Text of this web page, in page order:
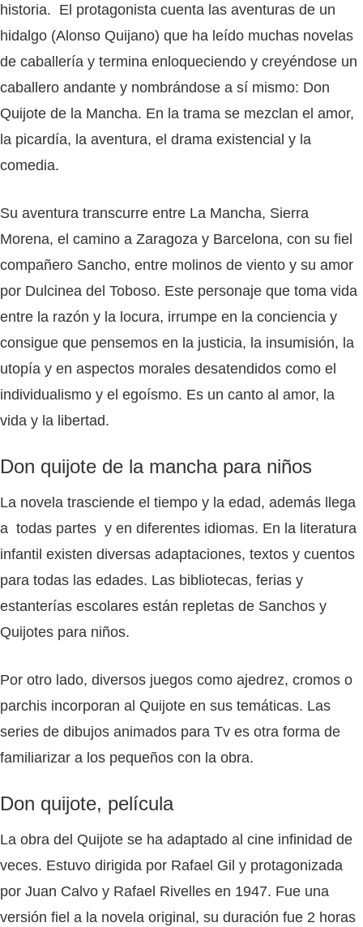
historia. El protagonista cuenta las aventuras de un
hidalgo (Alonso Quijano) que ha leído muchas novelas
de caballería y termina enloqueciendo y creyéndose un
caballero andante y nombrándose a sí mismo: Don
Quijote de la Mancha. En la trama se mezclan el amor,
la picardía, la aventura, el drama existencial y la
comedia.
Su aventura transcurre entre La Mancha, Sierra
Morena, el camino a Zaragoza y Barcelona, con su fiel
compañero Sancho, entre molinos de viento y su amor
por Dulcinea del Toboso. Este personaje que toma vida
entre la razón y la locura, irrumpe en la conciencia y
consigue que pensemos en la justicia, la insumisión, la
utopía y en aspectos morales desatendidos como el
individualismo y el egoísmo. Es un canto al amor, la
vida y la libertad.
Don quijote de la mancha para niños
La novela trasciende el tiempo y la edad, además llega
a todas partes y en diferentes idiomas. En la literatura
infantil existen diversas adaptaciones, textos y cuentos
para todas las edades. Las bibliotecas, ferias y
estanterías escolares están repletas de Sanchos y
Quijotes para niños.
Por otro lado, diversos juegos como ajedrez, cromos o
parchis incorporan al Quijote en sus temáticas. Las
series de dibujos animados para Tv es otra forma de
familiarizar a los pequeños con la obra.
Don quijote, película
La obra del Quijote se ha adaptado al cine infinidad de
veces. Estuvo dirigida por Rafael Gil y protagonizada
por Juan Calvo y Rafael Rivelles en 1947. Fue una
versión fiel a la novela original, su duración fue 2 horas